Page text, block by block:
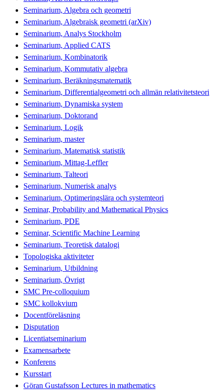
Seminarium, Algebra och geometri
Seminarium, Algebraisk geometri (arXiv)
Seminarium, Analys Stockholm
Seminarium, Applied CATS
Seminarium, Kombinatorik
Seminarium, Kommutativ algebra
Seminarium, Beräkningsmatematik
Seminarium, Differentialgeometri och allmän relativitetsteori
Seminarium, Dynamiska system
Seminarium, Doktorand
Seminarium, Logik
Seminarium, master
Seminarium, Matematisk statistik
Seminarium, Mittag-Leffler
Seminarium, Talteori
Seminarium, Numerisk analys
Seminarium, Optimeringslära och systemteori
Seminar, Probability and Mathematical Physics
Seminarium, PDE
Seminar, Scientific Machine Learning
Seminarium, Teoretisk datalogi
Topologiska aktiviteter
Seminarium, Utbildning
Seminarium, Övrigt
SMC Pre-colloquium
SMC kollokvium
Docentföreläsning
Disputation
Licentiatseminarium
Examensarbete
Konferens
Kursstart
Göran Gustafsson Lectures in mathematics